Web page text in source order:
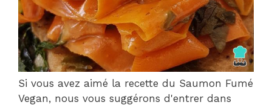
Si vous avez aimé la recette du Saumon Fumé
Vegan, nous vous suggérons d'entrer dans